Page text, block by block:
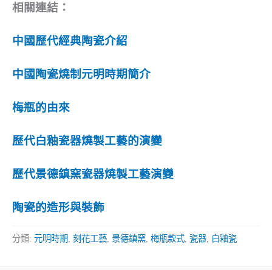
相關連結：
中國歷代經典陶瓷介紹
中國陶瓷燒制元明時期簡介
梅瓶的由來
歷代白釉瓷器燒製工藝的演變
歷代景德鎮窯瓷器燒製工藝演變
陶瓷的造形與裝飾
分類: 元明時期 刻花工藝 景德鎮窯 梅瓶款式 瓷器 白釉瓷